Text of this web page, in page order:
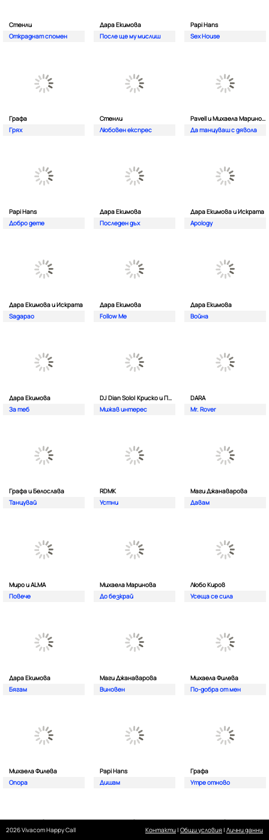
Стенли
Откраднат спомен
Дара Екимова
После ще му мислиш
Papi Hans
Sex House
Графа
Грях
Стенли
Любовен експрес
Pavell и Михаела Маринова
Да танцуваш с дявола
Papi Hans
Добро дете
Дара Екимова
Последен дъх
Дара Екимова и Искрата
Apology
Дара Екимова и Искрата
Sagapao
Дара Екимова
Follow Me
Дара Екимова
Война
Дара Екимова
За теб
DJ Dian Solo| Криско и Панайот Панайотов
Мижав интерес
DARA
Mr. Rover
Графа и Белослава
Танцувай
RDMK
Устни
Маги Джанаварова
Давам
Миро и ALMA
Повече
Михаела Маринова
До безкрай
Любо Киров
Усеща се сила
Дара Екимова
Бягам
Маги Джанаварова
Виновен
Михаела Филева
По-добра от мен
Михаела Филева
Опора
Papi Hans
Дишам
Графа
Утре отново
2026 Vivacom Happy Call Контакти| Общи условия | Лични данни